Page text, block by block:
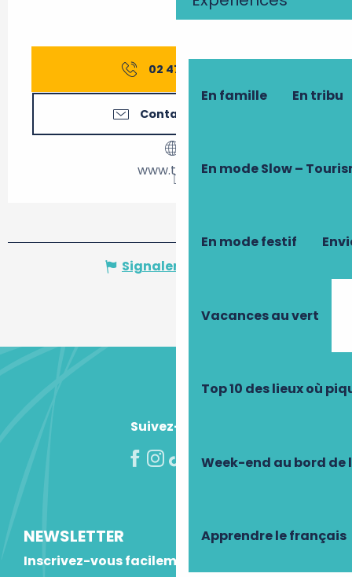
En famille En tribu
En mode Slow –
En mode festif
Vacances au vert
Top 10 des lieux où
Week-end au bord de
Apprendre le français
02 47 21 65
Contactez-nous
www.tours.fr
Signaler une erreur
Suivez-nous !
NEWSLETTER
Inscrivez-vous facilement